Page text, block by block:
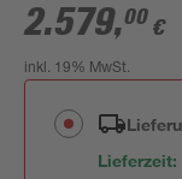
2.579,00 €
inkl. 19% MwSt.
Lieferzeit: